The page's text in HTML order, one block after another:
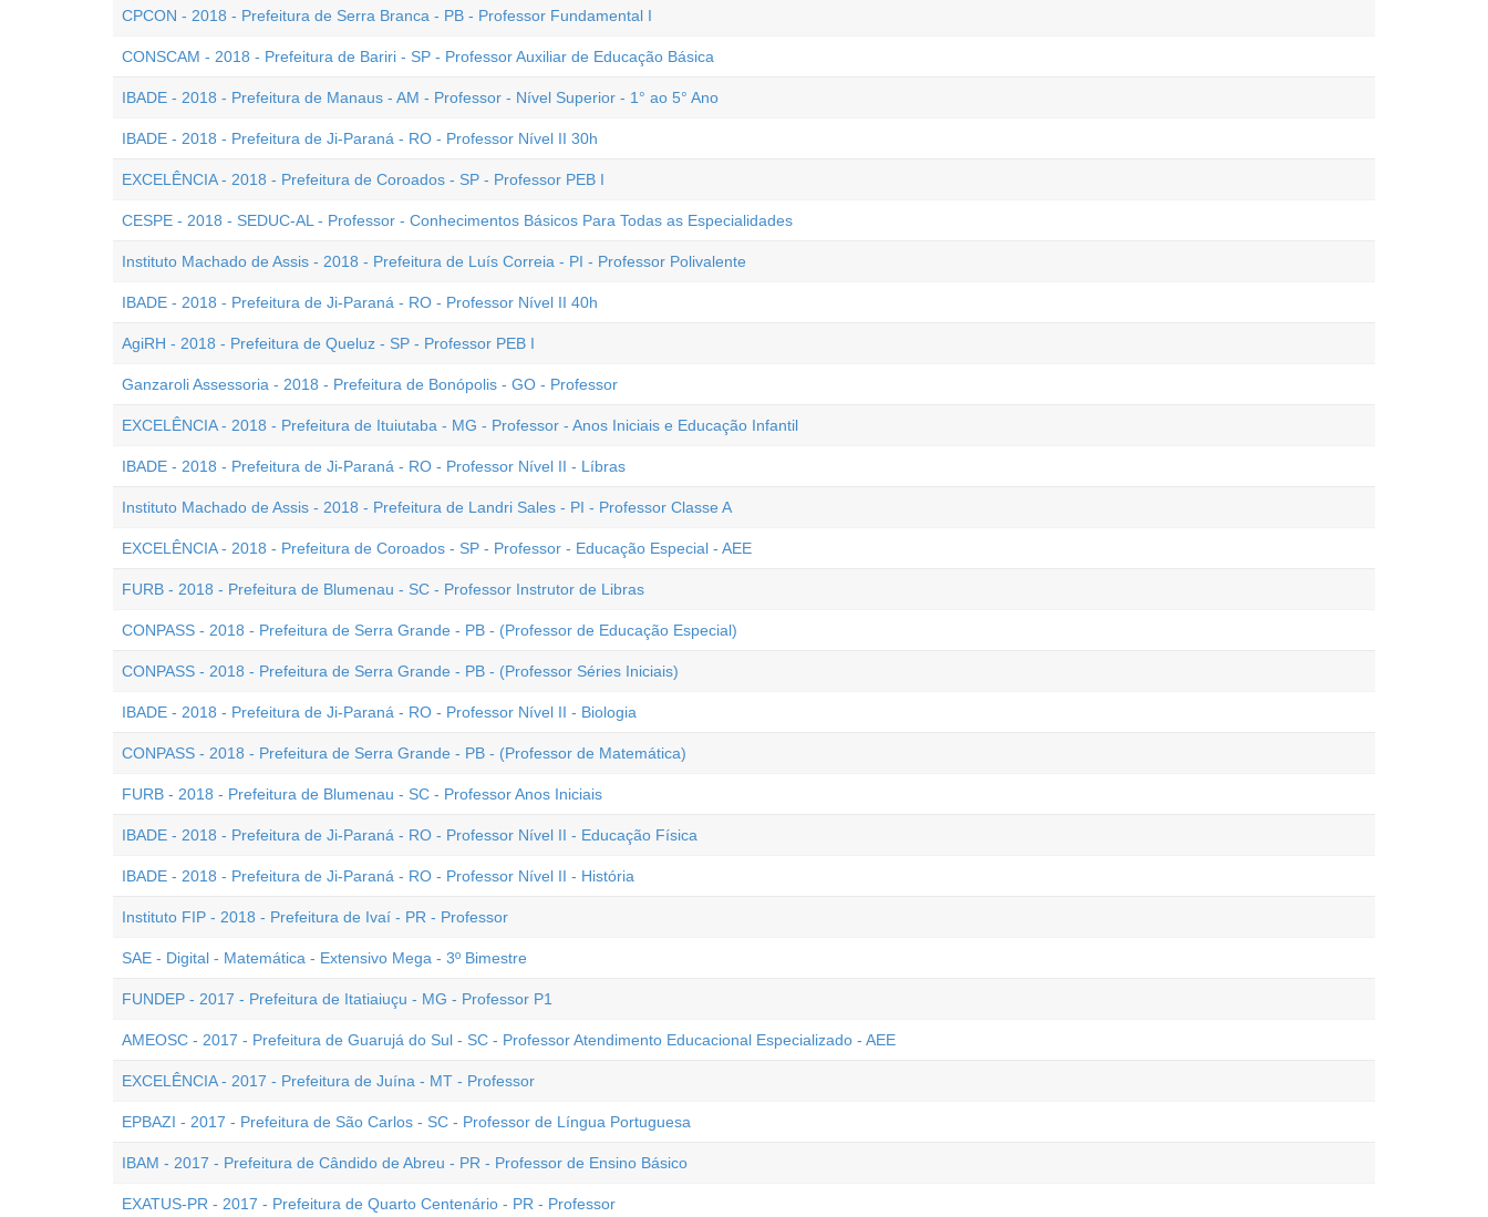
CPCON - 2018 - Prefeitura de Serra Branca - PB - Professor Fundamental I
CONSCAM - 2018 - Prefeitura de Bariri - SP - Professor Auxiliar de Educação Básica
IBADE - 2018 - Prefeitura de Manaus - AM - Professor - Nível Superior - 1° ao 5° Ano
IBADE - 2018 - Prefeitura de Ji-Paraná - RO - Professor Nível II 30h
EXCELÊNCIA - 2018 - Prefeitura de Coroados - SP - Professor PEB I
CESPE - 2018 - SEDUC-AL - Professor - Conhecimentos Básicos Para Todas as Especialidades
Instituto Machado de Assis - 2018 - Prefeitura de Luís Correia - PI - Professor Polivalente
IBADE - 2018 - Prefeitura de Ji-Paraná - RO - Professor Nível II 40h
AgiRH - 2018 - Prefeitura de Queluz - SP - Professor PEB I
Ganzaroli Assessoria - 2018 - Prefeitura de Bonópolis - GO - Professor
EXCELÊNCIA - 2018 - Prefeitura de Ituiutaba - MG - Professor - Anos Iniciais e Educação Infantil
IBADE - 2018 - Prefeitura de Ji-Paraná - RO - Professor Nível II - Líbras
Instituto Machado de Assis - 2018 - Prefeitura de Landri Sales - PI - Professor Classe A
EXCELÊNCIA - 2018 - Prefeitura de Coroados - SP - Professor - Educação Especial - AEE
FURB - 2018 - Prefeitura de Blumenau - SC - Professor Instrutor de Libras
CONPASS - 2018 - Prefeitura de Serra Grande - PB - (Professor de Educação Especial)
CONPASS - 2018 - Prefeitura de Serra Grande - PB - (Professor Séries Iniciais)
IBADE - 2018 - Prefeitura de Ji-Paraná - RO - Professor Nível II - Biologia
CONPASS - 2018 - Prefeitura de Serra Grande - PB - (Professor de Matemática)
FURB - 2018 - Prefeitura de Blumenau - SC - Professor Anos Iniciais
IBADE - 2018 - Prefeitura de Ji-Paraná - RO - Professor Nível II - Educação Física
IBADE - 2018 - Prefeitura de Ji-Paraná - RO - Professor Nível II - História
Instituto FIP - 2018 - Prefeitura de Ivaí - PR - Professor
SAE - Digital - Matemática - Extensivo Mega - 3º Bimestre
FUNDEP - 2017 - Prefeitura de Itatiaiuçu - MG - Professor P1
AMEOSC - 2017 - Prefeitura de Guarujá do Sul - SC - Professor Atendimento Educacional Especializado - AEE
EXCELÊNCIA - 2017 - Prefeitura de Juína - MT - Professor
EPBAZI - 2017 - Prefeitura de São Carlos - SC - Professor de Língua Portuguesa
IBAM - 2017 - Prefeitura de Cândido de Abreu - PR - Professor de Ensino Básico
EXATUS-PR - 2017 - Prefeitura de Quarto Centenário - PR - Professor